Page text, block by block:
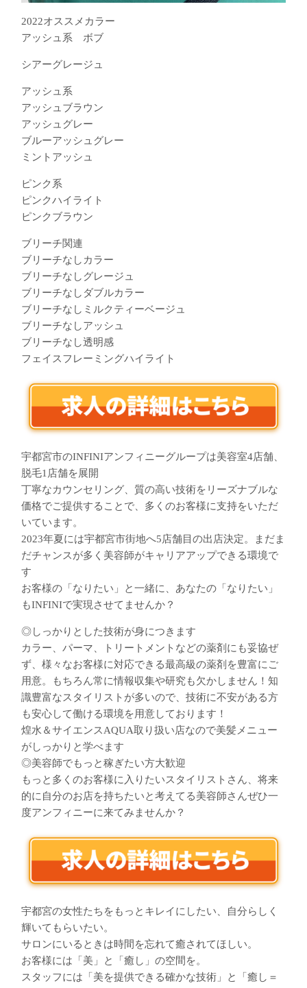
2022オススメカラー
アッシュ系 ボブ
シアーグレージュ
アッシュ系
アッシュブラウン
アッシュグレー
ブルーアッシュグレー
ミントアッシュ
ピンク系
ピンクハイライト
ピンクブラウン
ブリーチ関連
ブリーチなしカラー
ブリーチなしグレージュ
ブリーチなしダブルカラー
ブリーチなしミルクティーベージュ
ブリーチなしアッシュ
ブリーチなし透明感
フェイスフレーミングハイライト
宇都宮市のINFINIアンフィニーグループは美容室4店舗、
脱毛1店舗を展開
丁寧なカウンセリング、質の高い技術をリーズナブルな
価格でご提供することで、多くのお客様に支持をいただ
いています。
2023年夏には宇都宮市街地へ5店舗目の出店決定。まだま
だチャンスが多く美容師がキャリアアップできる環境で
す
お客様の「なりたい」と一緒に、あなたの「なりたい」
もINFINIで実現させてませんか？
◎しっかりとした技術が身につきます
カラー、パーマ、トリートメントなどの薬剤にも妥協ぜ
ず、様々なお客様に対応できる最高級の薬剤を豊富にご
用意。もちろん常に情報収集や研究も欠かしません！知
識豊富なスタイリストが多いので、技術に不安がある方
も安心して働ける環境を用意しております！
煌水＆サイエンスAQUA取り扱い店なので美髪メニュー
がしっかりと学べます
◎美容師でもっと稼ぎたい方大歓迎
もっと多くのお客様に入りたいスタイリストさん、将来
的に自分のお店を持ちたいと考えてる美容師さんぜひ一
度アンフィニーに来てみませんか？
宇都宮の女性たちをもっとキレイにしたい、自分らしく
輝いてもらいたい。
サロンにいるときは時間を忘れて癒されてほしい。
お客様には「美」と「癒し」の空間を。
スタッフには「美を提供できる確かな技術」と「癒し＝